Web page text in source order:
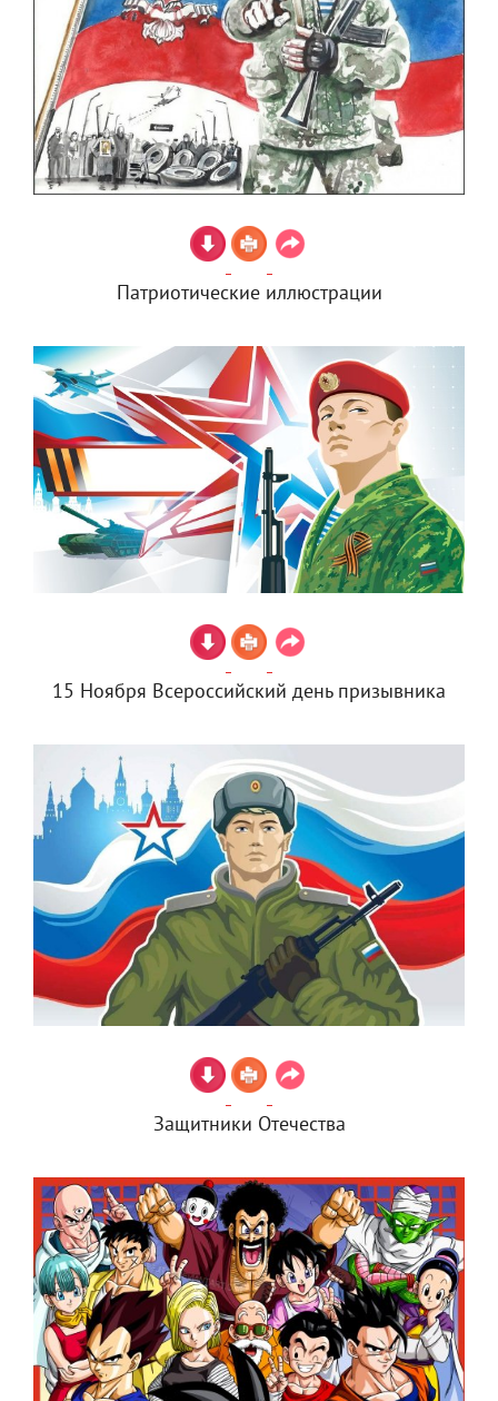
Патриотические иллюстрации
15 Ноября Всероссийский день призывника
Защитники Отечества